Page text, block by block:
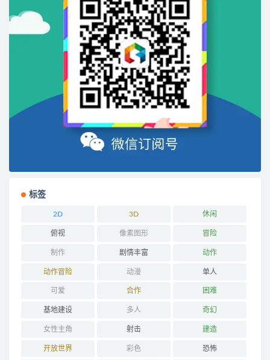
标签
2D 3D 休闲
俯视 像素图形 冒险
制作 剧情丰富 动作
动作冒险 动漫 单人
可爱 合作 困难
基地建设 多人 奇幻
女性主角 射击 建造
开放世界 彩色 恐怖